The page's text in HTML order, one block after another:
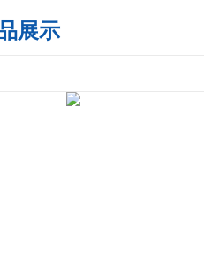
展示